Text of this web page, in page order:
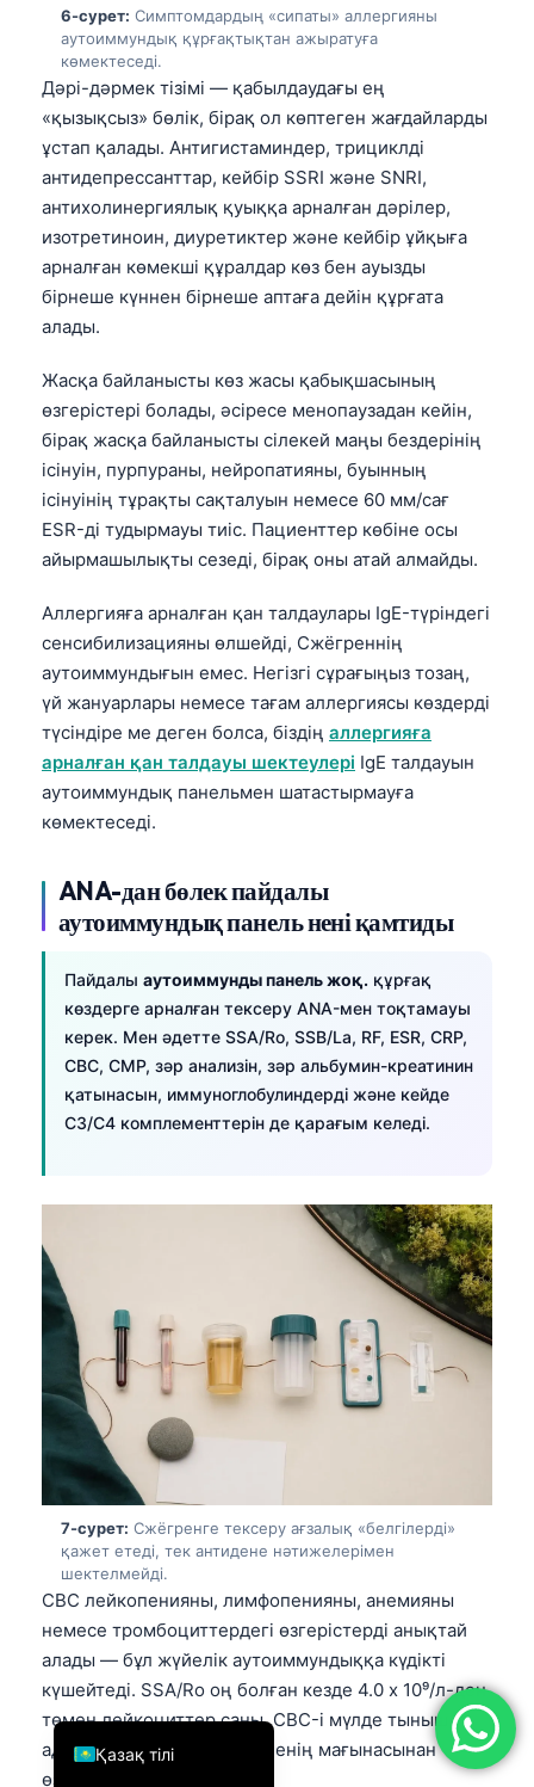
6-сурет: Симптомдардың «сипаты» аллергияны
аутоиммундық құрғақтықтан ажыратуға
көмектеседі.
Дәрі-дәрмек тізімі — қабылдаудағы ең
«қызықсыз» бөлік, бірақ ол көптеген жағдайларды
ұстап қалады. Антигистаминдер, трициклді
антидепрессанттар, кейбір SSRI және SNRI,
антихолинергиялық қуыққа арналған дәрілер,
изотретиноин, диуретиктер және кейбір ұйқыға
арналған көмекші құралдар көз бен ауызды
бірнеше күннен бірнеше аптаға дейін құрғата
алады.
Жасқа байланысты көз жасы қабықшасының
өзгерістері болады, әсіресе менопаузадан кейін,
бірақ жасқа байланысты сілекей маңы бездерінің
ісінуін, пурпураны, нейропатияны, буынның
ісінуінің тұрақты сақталуын немесе 60 мм/сағ
ESR-ді тудырмауы тиіс. Пациенттер көбіне осы
айырмашылықты сезеді, бірақ оны атай алмайды.
Аллергияға арналған қан талдаулары IgE-түріндегі
сенсибилизацияны өлшейді, Сжёгреннің
аутоиммундығын емес. Негізгі сұрағыңыз тозаң,
үй жануарлары немесе тағам аллергиясы көздерді
түсіндіре ме деген болса, біздің аллергияға
арналған қан талдауы шектеулері IgE талдауын
аутоиммундық панельмен шатастырмауға
көмектеседі.
ANA-дан бөлек пайдалы
аутоиммундық панель нені қамтиды
Пайдалы аутоиммунды панель жоқ. құрғақ
көздерге арналған тексеру ANA-мен тоқтамауы
керек. Мен әдетте SSA/Ro, SSB/La, RF, ESR, CRP,
CBC, CMP, зәр анализін, зәр альбумин-креатинин
қатынасын, иммуноглобулиндерді және кейде
C3/C4 комплементтерін де қарағым келеді.
7-сурет: Сжёгренге тексеру ағзалық «белгілерді»
қажет етеді, тек антидене нәтижелерімен
шектелмейді.
CBC лейкопенияны, лимфопенияны, анемияны
немесе тромбоциттердегі өзгерістерді анықтай
алады — бұл жүйелік аутоиммундыққа күдікті
күшейтеді. SSA/Ro оң болған кезде 4.0 x 10⁹/л-ден
төмен лейкоциттер саны, CBC-і мүлде тыныш
адамдағы дәл сол антидененің мағынасынан
өзгеше.
Қазақ тілі
English
Deutsch
العربية
Français
עִבְרִית
Italiano
Español
Português
Ελληνικά
Türkçe
Română
Български
Nederlands
Bahasa Indonesia
Հայերեն
Српски језик
Svenska
Azərbaycan dili
Eesti
日本語
ქართული
Русский
Lietuvių kalba
Polski
한국어
Slovenščina
Magyar
Shqip
বাংলা
اردو
తెలుగు
தமிழ்
ગુજરાતી
ಕನ್ನಡ
മലയാളം
Bahasa Melayu